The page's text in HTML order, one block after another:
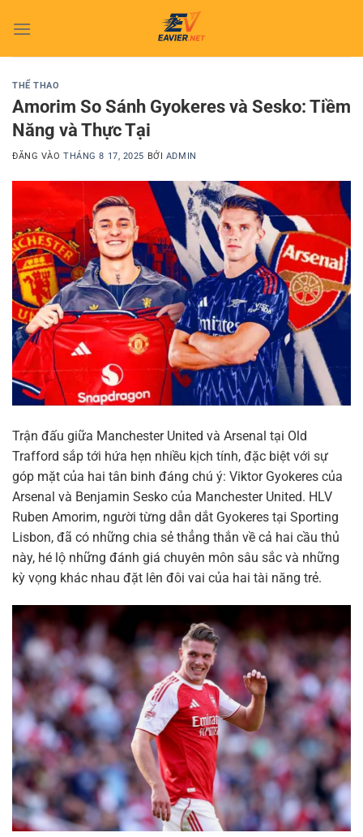
qua
THỂ THAO
Amorim So Sánh Gyokeres và Sesko: Tiềm
Năng và Thực Tại
ĐĂNG VÀOTHÁNG 8 17, 2025 BỞI ADMIN
Trận đấu giữa Manchester United và Arsenal tại Old
Trafford sắp tới hứa hẹn nhiều kịch tính, đặc biệt với sự
góp mặt của hai tân binh đáng chú ý: Viktor Gyokeres của
Arsenal và Benjamin Sesko của Manchester United. HLV
Ruben Amorim, người từng dẫn dắt Gyokeres tại Sporting
Lisbon, đã có những chia sẻ thẳng thắn về cả hai cầu thủ
này, hé lộ những đánh giá chuyên môn sâu sắc và những
kỳ vọng khác nhau đặt lên đôi vai của hai tài năng trẻ.